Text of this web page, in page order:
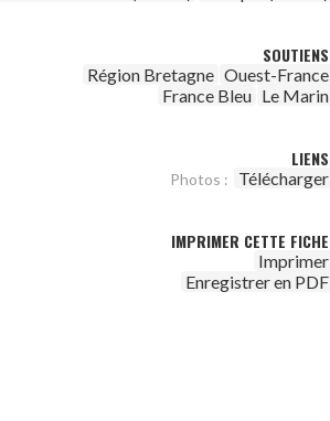
SOUTIENS
Région Bretagne Ouest-France
France Bleu Le Marin
LIENS
Photos : Télécharger
IMPRIMER CETTE FICHE
Imprimer
Enregistrer en PDF